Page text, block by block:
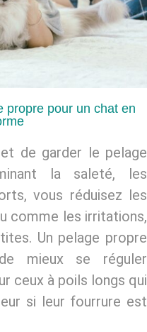
propre pour un chat en
de garder le pelage
la saleté, les
vous réduisez les
comme les irritations,
Un pelage propre
mieux se réguler
ceux à poils longs qui
si leur fourrure est